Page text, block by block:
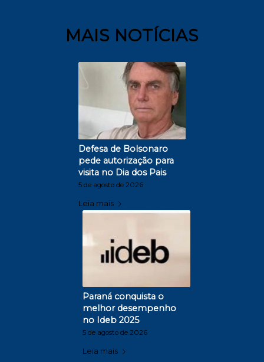
MAIS NOTÍCIAS
Defesa de Bolsonaro
pede autorização para
visita no Dia dos Pais
5 de agosto de 2026
Leia mais
Paraná conquista o
melhor desempenho
no Ideb 2025
5 de agosto de 2026
Leia mais